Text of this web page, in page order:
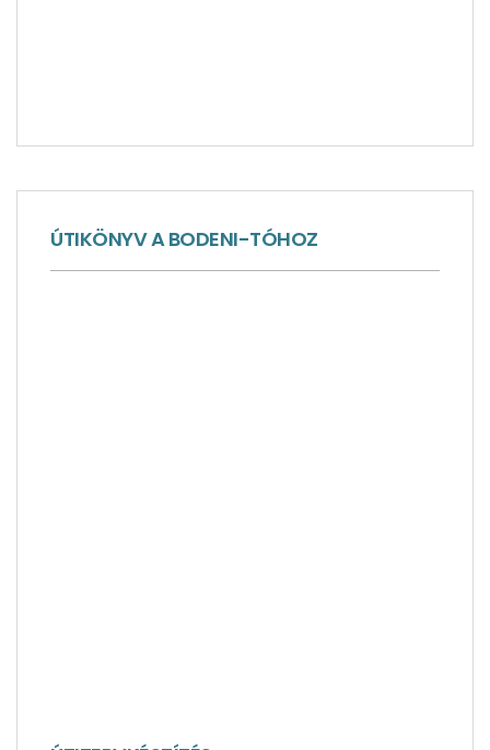
ÚTIKÖNYV A BODENI-TÓHOZ